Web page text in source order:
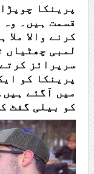
پرینکا
قسمت ہیں۔
کرنے والا
لمبی چھٹیاں
سرپرائز
پرینکا کو
میں آگئے
کو بیلی گفٹ